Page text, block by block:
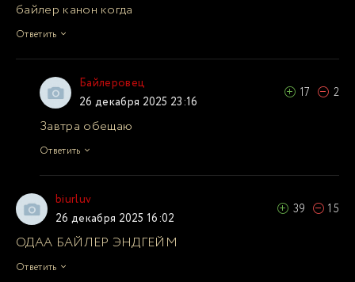
байлер канон когда
Ответить
Байлеровец
26 декабря 2025 23:16
17 2
Завтра обещаю
Ответить
biurluv
26 декабря 2025 16:02
39 15
ОДАА БАЙЛЕР ЭНДГЕЙМ
Ответить